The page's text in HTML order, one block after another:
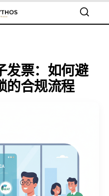
发票：如何避
的合规流程